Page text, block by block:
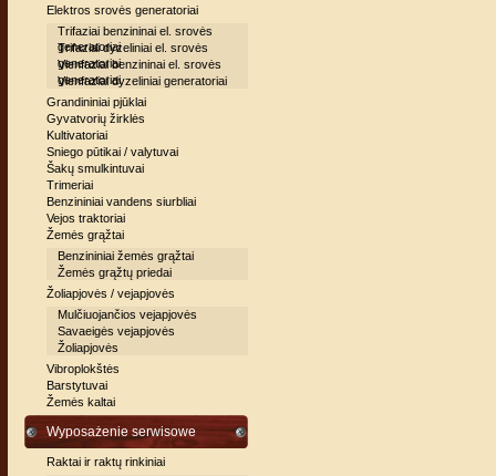
Elektros srovės generatoriai
Trifaziai benzininai el. srovės
generatoriai
Trifaziai dyzeliniai el. srovės
generatoriai
Vienfaziai benzininai el. srovės
generatoriai
Vienfaziai dyzeliniai generatoriai
Grandininiai pjūklai
Gyvatvorių žirklės
Kultivatoriai
Sniego pūtikai / valytuvai
Šakų smulkintuvai
Trimeriai
Benzininiai vandens siurbliai
Vejos traktoriai
Žemės grąžtai
Benzininiai žemės grąžtai
Žemės grąžtų priedai
Žoliapjovės / vejapjovės
Mulčiuojančios vejapjovės
Savaeigės vejapjovės
Žoliapjovės
Vibroplokštės
Barstytuvai
Žemės kaltai
Wyposażenie serwisowe
Raktai ir raktų rinkiniai